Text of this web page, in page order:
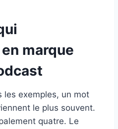
marque
les exemples, un mot
le plus souvent.
quatre. Le